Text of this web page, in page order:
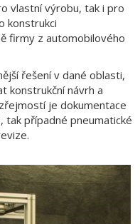
vlastní výrobu, tak i pro
konstrukci
firmy z automobilového
řešení v dané oblasti,
konstrukční návrh a
je dokumentace
tak případné pneumatické